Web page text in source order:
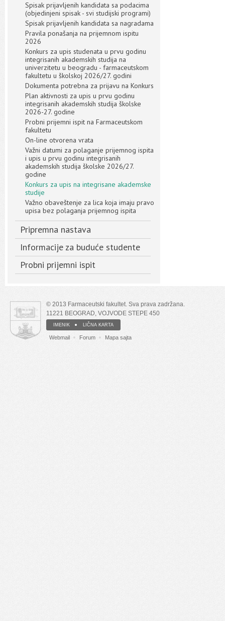
Spisak prijavljenih kandidata sa podacima
(objedinjeni spisak - svi studijski programi)
Spisak prijavljenih kandidata sa nagradama
Pravila ponašanja na prijemnom ispitu
2026
Konkurs za upis studenata u prvu godinu
integrisanih akademskih studija na
univerzitetu u beogradu - farmaceutskom
fakultetu u školskoj 2026/27. godini
Dokumenta potrebna za prijavu na Konkurs
Plan aktivnosti za upis u prvu godinu
integrisanih akademskih studija školske
2026-27. godine
Probni prijemni ispit na Farmaceutskom
fakultetu
On-line otvorena vrata
Važni datumi za polaganje prijemnog ispita
i upis u prvu godinu integrisanih
akademskih studija školske 2026/27.
godine
Konkurs za upis na integrisane akademske
studije
Važno obaveštenje za lica koja imaju pravo
upisa bez polaganja prijemnog ispita
Pripremna nastava
Informacije za buduće studente
Probni prijemni ispit
© 2013 Farmaceutski fakultet. Sva prava zadržana.
11221 BEOGRAD, VOJVODE STEPE 450
IMENIK LIČNA KARTA
Webmail Forum Mapa sajta